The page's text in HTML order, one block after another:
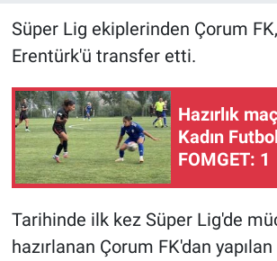
Süper Lig ekiplerinden Çorum
Erentürk'ü transfer etti.
Hazırlık
Kadın
FOMGET: 1
Tarihinde ilk kez Süper Lig'de
hazırlanan Çorum FK'dan